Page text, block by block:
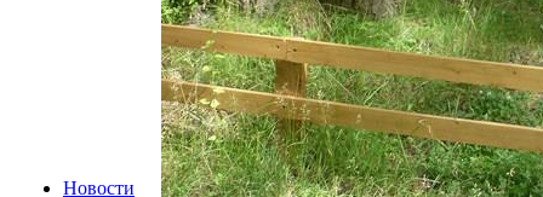
Новости